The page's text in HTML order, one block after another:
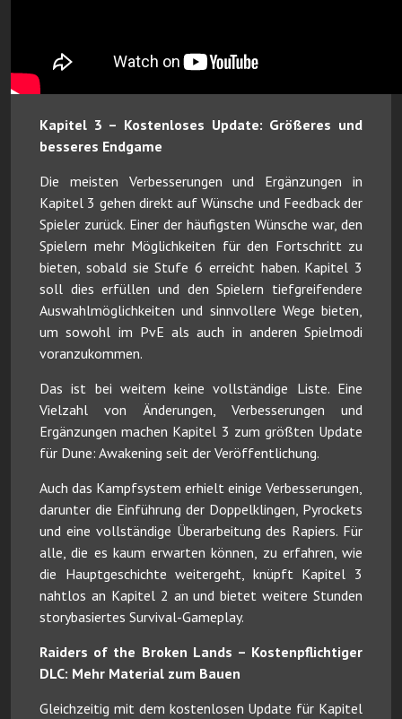
Kapitel 3 – Kostenloses Update: Größeres und
besseres Endgame
Die meisten Verbesserungen und Ergänzungen in
Kapitel 3 gehen direkt auf Wünsche und Feedback der
Spieler zurück. Einer der häufigsten Wünsche war, den
Spielern mehr Möglichkeiten für den Fortschritt zu
bieten, sobald sie Stufe 6 erreicht haben. Kapitel 3
soll dies erfüllen und den Spielern tiefgreifendere
Auswahlmöglichkeiten und sinnvollere Wege bieten,
um sowohl im PvE als auch in anderen Spielmodi
voranzukommen.
Das ist bei weitem keine vollständige Liste. Eine
Vielzahl von Änderungen, Verbesserungen und
Ergänzungen machen Kapitel 3 zum größten Update
für Dune: Awakening seit der Veröffentlichung.
Auch das Kampfsystem erhielt einige Verbesserungen,
darunter die Einführung der Doppelklingen, Pyrockets
und eine vollständige Überarbeitung des Rapiers. Für
alle, die es kaum erwarten können, zu erfahren, wie
die Hauptgeschichte weitergeht, knüpft Kapitel 3
nahtlos an Kapitel 2 an und bietet weitere Stunden
storybasiertes Survival-Gameplay.
Raiders of the Broken Lands – Kostenpflichtiger
DLC: Mehr Material zum Bauen
Gleichzeitig mit dem kostenlosen Update für Kapitel